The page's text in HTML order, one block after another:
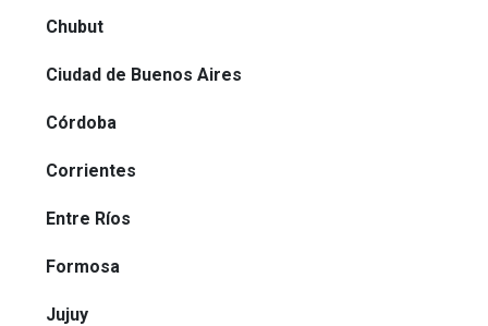
Chubut
Ciudad de Buenos Aires
Córdoba
Corrientes
Entre Ríos
Formosa
Jujuy